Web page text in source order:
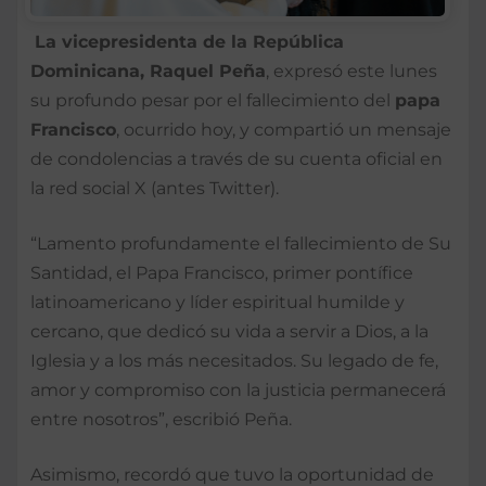
La vicepresidenta de la República
Dominicana, Raquel Peña, expresó este lunes
su profundo pesar por el fallecimiento del papa
Francisco, ocurrido hoy, y compartió un mensaje
de condolencias a través de su cuenta oficial en
la red social X (antes Twitter).
“Lamento profundamente el fallecimiento de Su
Santidad, el Papa Francisco, primer pontífice
latinoamericano y líder espiritual humilde y
cercano, que dedicó su vida a servir a Dios, a la
Iglesia y a los más necesitados. Su legado de fe,
amor y compromiso con la justicia permanecerá
entre nosotros”, escribió Peña.
Asimismo, recordó que tuvo la oportunidad de